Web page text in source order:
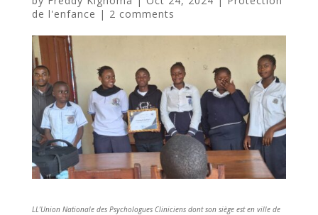
de l'enfance | 2 comments
LL’Union Nationale des Psychologues Cliniciens dont son siège est en ville de